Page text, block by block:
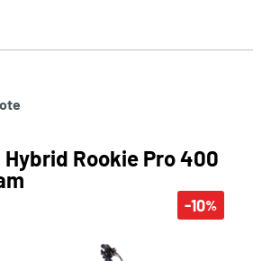
-10%
Rookie Pro 400